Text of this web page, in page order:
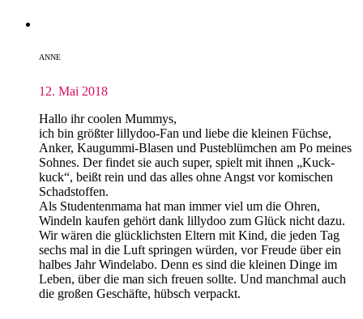
ANNE
12. Mai 2018
Hallo ihr coolen Mummys,
ich bin größter lillydoo-Fan und liebe die kleinen Füchse,
Anker, Kaugummi-Blasen und Pusteblümchen am Po meines
Sohnes. Der findet sie auch super, spielt mit ihnen „Kuck-
kuck“, beißt rein und das alles ohne Angst vor komischen
Schadstoffen.
Als Studentenmama hat man immer viel um die Ohren,
Windeln kaufen gehört dank lillydoo zum Glück nicht dazu.
Wir wären die glücklichsten Eltern mit Kind, die jeden Tag
sechs mal in die Luft springen würden, vor Freude über ein
halbes Jahr Windelabo. Denn es sind die kleinen Dinge im
Leben, über die man sich freuen sollte. Und manchmal auch
die großen Geschäfte, hübsch verpackt.